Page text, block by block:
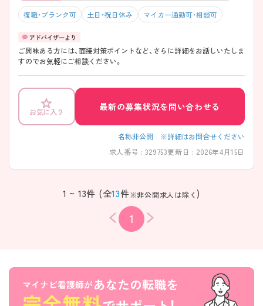
復職・ブランク可 土日・祝日休み マイカー通勤可・相談可
ご興味ある方には、面接対策ポイントなど、さらに詳細をお話しいたしま
すのでお気軽にご相談ください。
お気に入り 最新の募集状況を問い合わせる
名称非公開 ※詳細はお問合せください
求人番号 : 329753更新日 : 2026年4月15日
1 ~ 13件 (全13件※非公開求人は除く )
1